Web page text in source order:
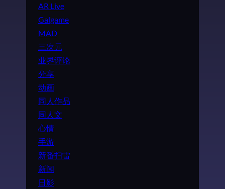
AR Live
Galgame
MAD
三次元
业界评论
分享
动画
同人作品
同人文
心情
手游
新番扫雷
新闻
日影